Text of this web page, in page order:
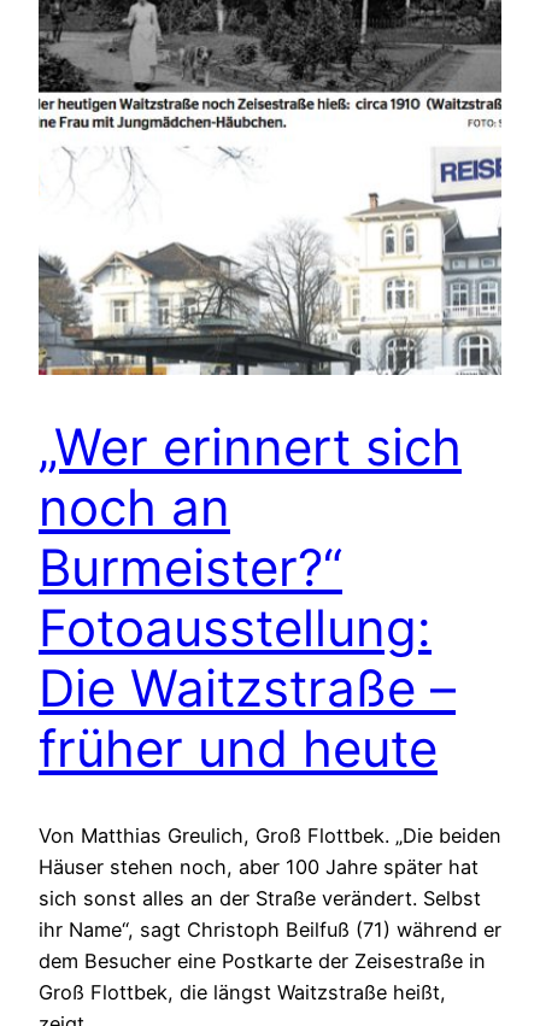
„Wer erinnert sich
noch an
Burmeister?“
Fotoausstellung:
Die Waitzstraße –
früher und heute
Von Matthias Greulich, Groß Flottbek. „Die beiden
Häuser stehen noch, aber 100 Jahre später hat
sich sonst alles an der Straße verändert. Selbst
ihr Name“, sagt Christoph Beilfuß (71) während er
dem Besucher eine Postkarte der Zeisestraße in
Groß Flottbek, die längst Waitzstraße heißt,